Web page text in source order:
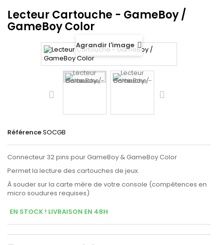
Lecteur Cartouche - GameBoy /
GameBoy Color
Agrandir l'image
RéférenceSOCGB
Connecteur 32 pins pour GameBoy & GameBoy Color
Permet la lecture des cartouches de jeux.
À souder sur la carte mère de votre console (compétences en
micro soudures requises)
EN STOCK ! LIVRAISON EN 48H